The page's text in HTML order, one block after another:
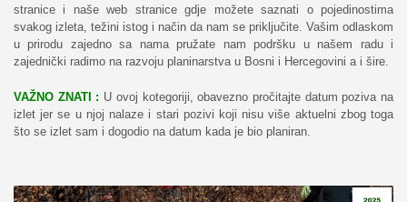
stranice i naše web stranice gdje možete saznati o pojedinostima
svakog izleta, težini istog i način da nam se priključite. Vašim odlaskom
u prirodu zajedno sa nama pružate nam podršku u našem radu i
zajednički radimo na razvoju planinarstva u Bosni i Hercegovini a i šire.
VAŽNO ZNATI : U ovoj kotegoriji, obavezno pročitajte datum poziva na
izlet jer se u njoj nalaze i stari pozivi koji nisu više aktuelni zbog toga
što se izlet sam i dogodio na datum kada je bio planiran.